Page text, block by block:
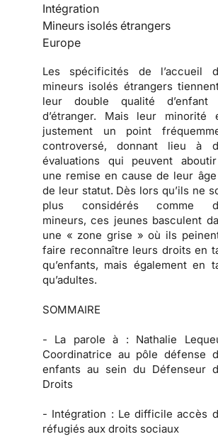
Intégration
Mineurs isolés étrangers
Europe
Les spécificités de l’accueil
mineurs isolés étrangers
leur double qualité d’enfant
d’étranger. Mais leur minorité
justement un point
controversé, donnant lieu à
évaluations qui peuvent
une remise en cause de leur
de leur statut. Dès lors qu’ils ne
plus considérés comme
mineurs, ces jeunes basculent
une « zone grise » où ils
faire reconnaître leurs droits en
qu’enfants, mais également en
qu’adultes.
SOMMAIRE
- La parole à : Nathalie
Coordinatrice au pôle défense
enfants au sein du Défenseur
Droits
- Intégration : Le difficile accès
réfugiés aux droits sociaux